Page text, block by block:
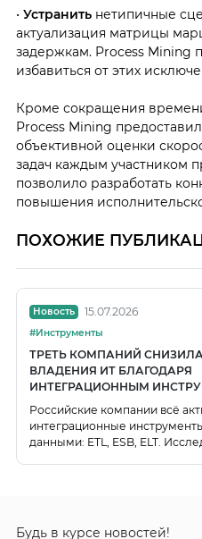
• Устранитьнетипичные
актуализация матрицы
задержкам. Process Mining
избавиться от этих
Кроме сокращения
Process Mining
объективной оценки
задач каждым участником
позволило разработать
повышения
ПОХОЖИЕ
Новость 15.07.2026
#Инструменты
ТРЕТЬ КОМПАНИЙ
ВЛАДЕНИЯ ИТ БЛАГОДАРЯ
ИНТЕГРАЦИОННЫМ
Российские компании всё
интеграционные
данными: ETL, ESB, ELT.
Будь в курсе новостей!